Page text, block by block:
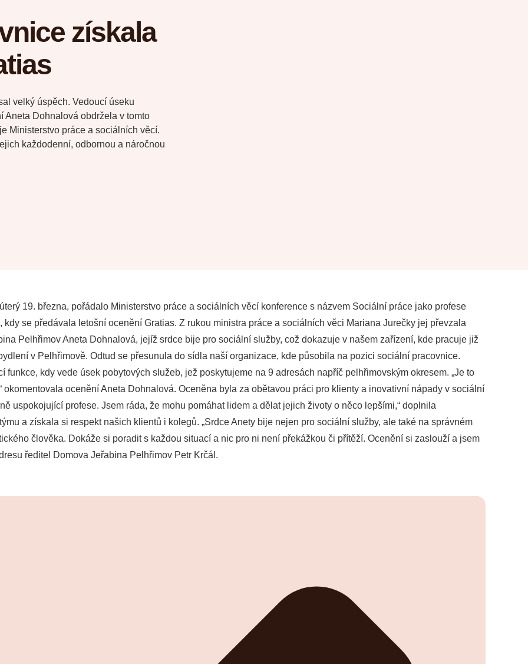
získala
velký úspěch. Vedoucí úseku
Aneta Dohnalová obdržela v tomto
Ministerstvo práce a sociálních věcí.
každodenní, odbornou a náročnou
19. března, pořádalo Ministerstvo práce a sociálních věcí konference s názvem Sociální práce jako profese
se předávala letošní ocenění Gratias. Z rukou ministra práce a sociálních věci Mariana Jurečky jej převzala
Pelhřimov Aneta Dohnalová, jejíž srdce bije pro sociální služby, což dokazuje v našem zařízení, kde pracuje již
v Pelhřimově. Odtud se přesunula do sídla naší organizace, kde působila na pozici sociální pracovnice.
kdy vede úsek pobytových služeb, jež poskytujeme na 9 adresách napříč pelhřimovským okresem. „Je to
okomentovala ocenění Aneta Dohnalová. Oceněna byla za obětavou práci pro klienty a inovativní nápady v sociální
uspokojující profese. Jsem ráda, že mohu pomáhat lidem a dělat jejich životy o něco lepšími,“ doplnila
a získala si respekt našich klientů i kolegů. „Srdce Anety bije nejen pro sociální služby, ale také na správném
člověka. Dokáže si poradit s každou situací a nic pro ni není překážkou či přítěží. Ocenění si zaslouží a jsem
ředitel Domova Jeřabina Pelhřimov Petr Krčál.